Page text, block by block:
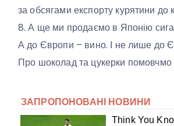
за обсягами експорту курятини до
8. А ще ми продаємо в Японію
А до Європи – вино. І не лише до
Про шоколад та цукерки помовчмо